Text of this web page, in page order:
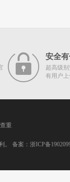
安全
超高级
有用户
重
。 备案： 浙ICP备